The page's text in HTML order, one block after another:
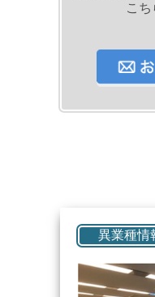
こ
異業種情